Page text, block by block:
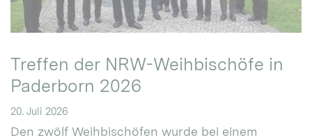
Treffen der NRW-Weihbischöfe in
Paderborn 2026
20. Juli 2026
Den zwölf Weihbischöfen wurde bei einem